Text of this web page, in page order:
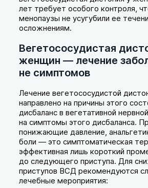
лет требует особого контроля,
менопаузы не усугубили ее
осложнениям.
Вегетососудистая
женщин — лечение
не симптомов
Лечение вегетососудистой
направлено на причины этого
дисбаланс в вегетативной
на симптомы этого дисбаланса.
понижающие давление,
боли — это симптоматическая
эффективная лишь короткий
до следующего приступа. Для
приступов ВСД рекомендуются
лечебные мероприятия: